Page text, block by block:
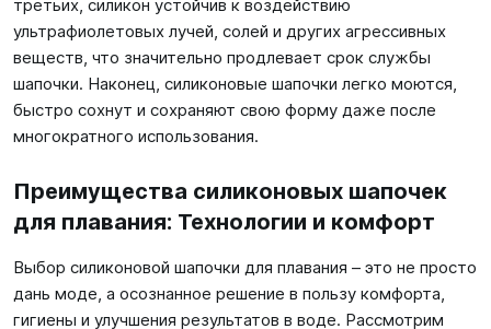
третьих, силикон устойчив к воздействию
ультрафиолетовых лучей, солей и других агрессивных
веществ, что значительно продлевает срок службы
шапочки. Наконец, силиконовые шапочки легко моются,
быстро сохнут и сохраняют свою форму даже после
многократного использования.
Преимущества силиконовых шапочек
для плавания: Технологии и комфорт
Выбор силиконовой шапочки для плавания – это не просто
дань моде, а осознанное решение в пользу комфорта,
гигиены и улучшения результатов в воде. Рассмотрим